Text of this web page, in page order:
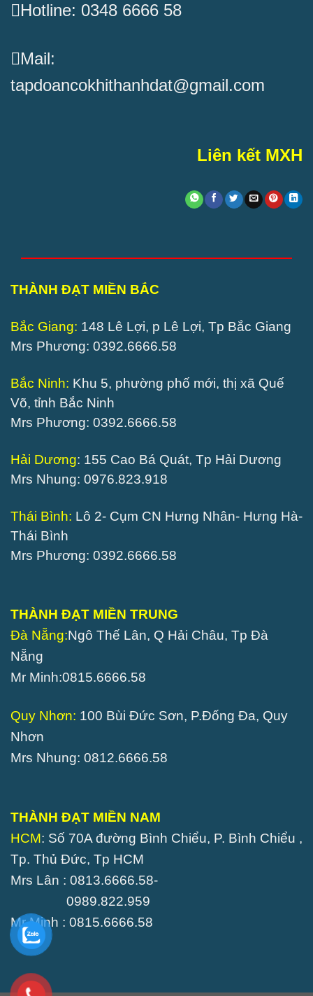
Hotline: 0348 6666 58
Mail:
tapdoancokhithanhdat@gmail.com
Liên kết MXH
THÀNH ĐẠT MIỀN BẮC
Bắc Giang: 148 Lê Lợi, p Lê Lợi, Tp Bắc Giang
Mrs Phương: 0392.6666.58
Bắc Ninh: Khu 5, phường phố mới, thị xã Quế
Võ, tỉnh Bắc Ninh
Mrs Phương: 0392.6666.58
Hải Dương: 155 Cao Bá Quát, Tp Hải Dương
Mrs Nhung: 0976.823.918
Thái Bình: Lô 2- Cụm CN Hưng Nhân- Hưng Hà-
Thái Bình
Mrs Phương: 0392.6666.58
THÀNH ĐẠT MIỀN TRUNG
Đà Nẵng:Ngô Thế Lân, Q Hải Châu, Tp Đà
Nẵng
Mr Minh:0815.6666.58
Quy Nhơn: 100 Bùi Đức Sơn, P.Đống Đa, Quy
Nhơn
Mrs Nhung: 0812.6666.58
THÀNH ĐẠT MIỀN NAM
HCM: Số 70A đường Bình Chiểu, P. Bình Chiểu ,
Tp. Thủ Đức, Tp HCM
Mrs Lân : 0813.6666.58-
0989.822.959
Mr Minh : 0815.6666.58